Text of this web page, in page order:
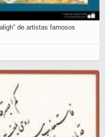
de artistas famosos